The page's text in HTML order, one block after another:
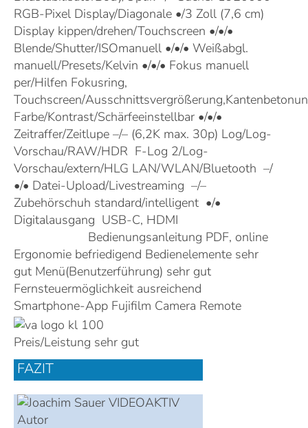
RGB-Pixel Display/Diagonale •/3 Zoll (7,6 cm)
Display kippen/drehen/Touchscreen •/•/•
Blende/Shutter/ISOmanuell •/•/• Weißabgl.
manuell/Presets/Kelvin •/•/• Fokus manuell
per/Hilfen Fokusring,
Touchscreen/
Farbe/Kontrast/Schärfeeinstellbar •/•/•
Zeitraffer/Zeitlupe –/– (6,2K max. 30p) Log/Log-
Vorschau/RAW/HDR F-Log 2/Log-
Vorschau/extern/HLG LAN/WLAN/Bluetooth –/
•/• Datei-Upload/Livestreaming –/–
Zubehörschuh standard/intelligent •/•
Digitalausgang USB-C, HDMI
Bedienungsanleitung PDF, online
Ergonomie befriedigend Bedienelemente sehr
gut Menü(Benutzerführung) sehr gut
Fernsteuermöglichkeit ausreichend
Smartphone-App Fujifilm Camera Remote
Preis/Leistung sehr gut
FAZIT